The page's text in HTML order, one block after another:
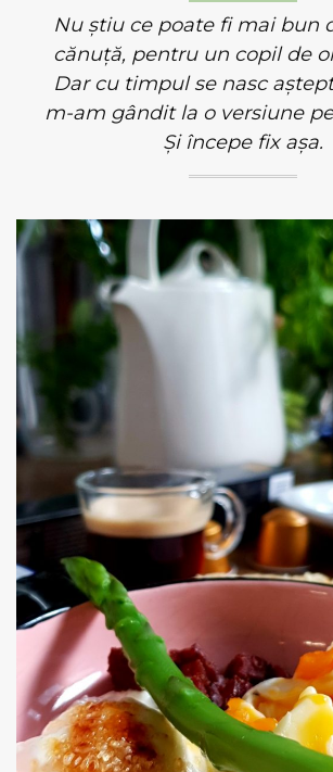
Nu știu ce poate fi mai bun
cănuță, pentru un copil de
Dar cu timpul se nasc
m-am gândit la o versiune
Și începe fix așa.